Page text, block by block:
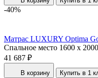
-40%
Матрас LUXURY Optima
Спальное место 1600 x 2000
41 687 ₽
В корзину Купить в 1